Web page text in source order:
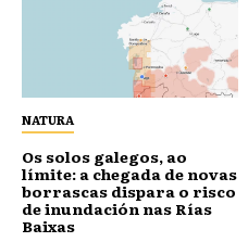
NATURA
Os solos galegos, ao
límite: a chegada de novas
borrascas dispara o risco
de inundación nas Rías
Baixas